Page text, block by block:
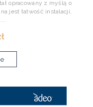
opracowany z myślą o
jest łatwość instalacji,